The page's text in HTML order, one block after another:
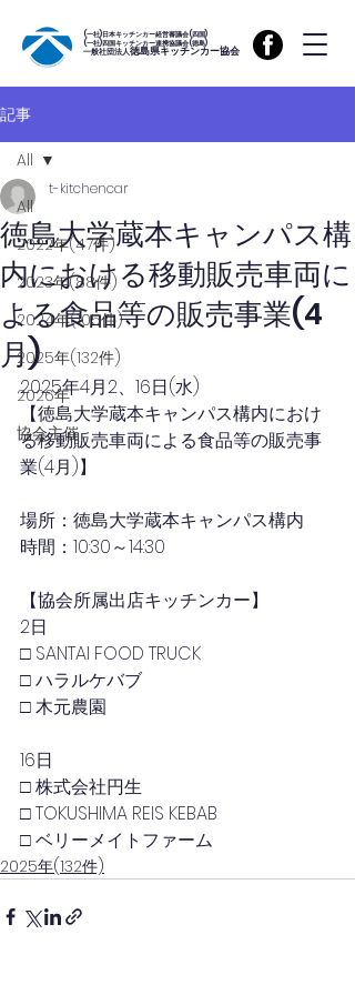
(一社)日本キッチンカー経営審議会(四国)
(一社)四国キッチンカー連携協議会(徳島)
一般社団法人徳島県キッチンカー協会
記事
All
2022年(47件)
2023年(88件)
2024年(105件)
2025年(132件)
2026年
協会主催
All
徳島大学蔵本キャンパス構
内における移動販売車両に
よる食品等の販売事業(4
月)
t-kitchencar
2025年4月2、16日(水)
【徳島大学蔵本キャンパス構内におけ
る移動販売車両による食品等の販売事
業(4月)】
場所：徳島大学蔵本キャンパス構内
時間：10:30～14:30
【協会所属出店キッチンカー】
2日
□ SANTAI FOOD TRUCK
□ ハラルケバブ
□ 木元農園
16日
□ 株式会社円生
□ TOKUSHIMA REIS KEBAB
□ ベリーメイトファーム
2025年(132件)